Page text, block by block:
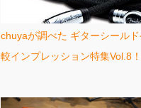
chuyaが調べた ギターシール
較インプレッション特集Vol.8！